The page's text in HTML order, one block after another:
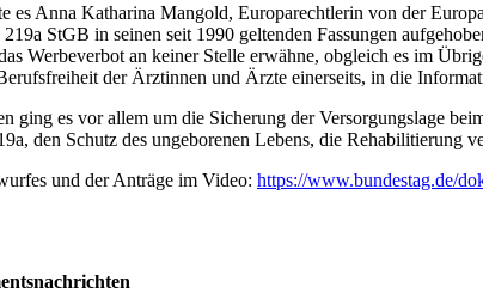
es Anna Katharina Mangold, Europarechtlerin von der
StGB in seinen seit 1990 geltenden Fassungen
Werbeverbot an keiner Stelle erwähne, obgleich es im
der Ärztinnen und Ärzte einerseits, in die
ging es vor allem um die Sicherung der Versorgungslage
den Schutz des ungeborenen Lebens, die
und der Anträge im Video: https://www.bundestag.de/